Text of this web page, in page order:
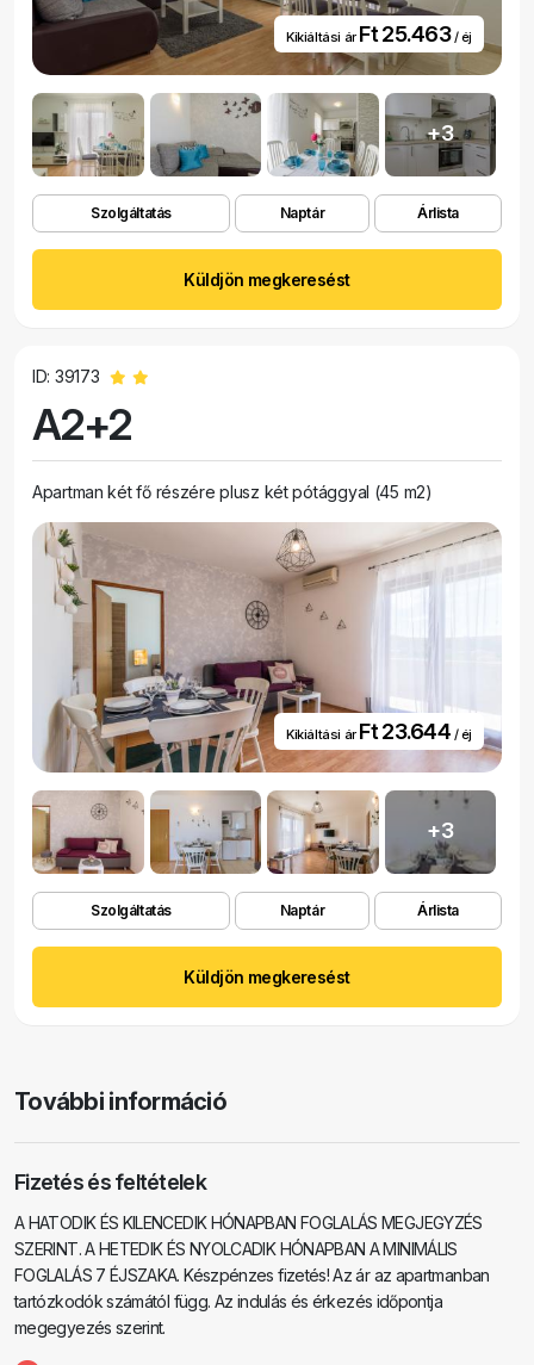
Kikiáltási ár Ft 25.463/ éj
+3
Szolgáltatás Naptár Árlista
Küldjön megkeresést
ID: 39173
A2+2
Apartman két fő részére plusz két pótággyal (45 m2)
Kikiáltási ár Ft 23.644 / éj
+3
Szolgáltatás Naptár Árlista
Küldjön megkeresést
További információ
Fizetés és feltételek
A HATODIK ÉS KILENCEDIK HÓNAPBAN FOGLALÁS MEGJEGYZÉS
SZERINT. A HETEDIK ÉS NYOLCADIK HÓNAPBAN A MINIMÁLIS
FOGLALÁS 7 ÉJSZAKA. Készpénzes fizetés! Az ár az apartmanban
tartózkodók számától függ. Az indulás és érkezés időpontja
megegyezés szerint.